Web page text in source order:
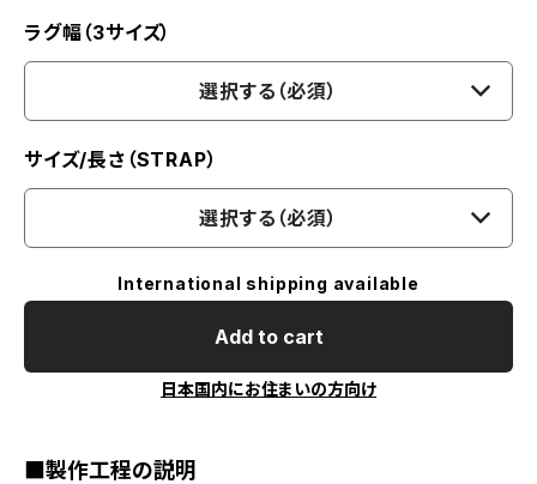
ラグ幅（3サイズ）
選択する（必須）
サイズ/長さ（STRAP）
選択する（必須）
International shipping available
Add to cart
日本国内にお住まいの方向け
■製作工程の説明